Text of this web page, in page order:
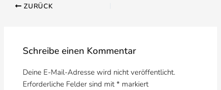
ZURÜCK
Schreibe einen Kommentar
Deine E-Mail-Adresse wird nicht veröffentlicht.
Erforderliche Felder sind mit * markiert